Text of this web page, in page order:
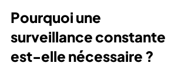
Pourquoi une
surveillance constante
est-elle nécessaire ?